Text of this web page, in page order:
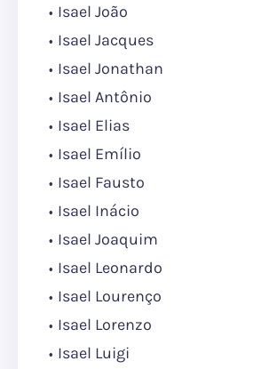
Isael João
Isael Jacques
Isael Jonathan
Isael Antônio
Isael Elias
Isael Emílio
Isael Fausto
Isael Inácio
Isael Joaquim
Isael Leonardo
Isael Lourenço
Isael Lorenzo
Isael Luigi